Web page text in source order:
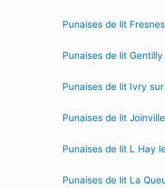
Punaises de lit Fresnes
Punaises de lit Gentilly
Punaises de lit Ivry
Punaises de lit
Punaises de lit L Hay
Punaises de lit La